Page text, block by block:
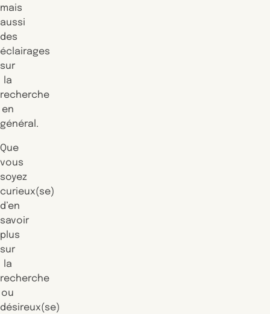
mais
aussi
des
éclairages
sur
la
recherche
en
général.
Que
vous
soyez
curieux(se)
d’en
savoir
plus
sur
la
recherche
ou
désireux(se)